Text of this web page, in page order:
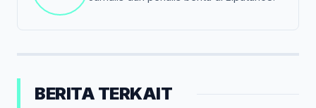
BERITA TERKAIT